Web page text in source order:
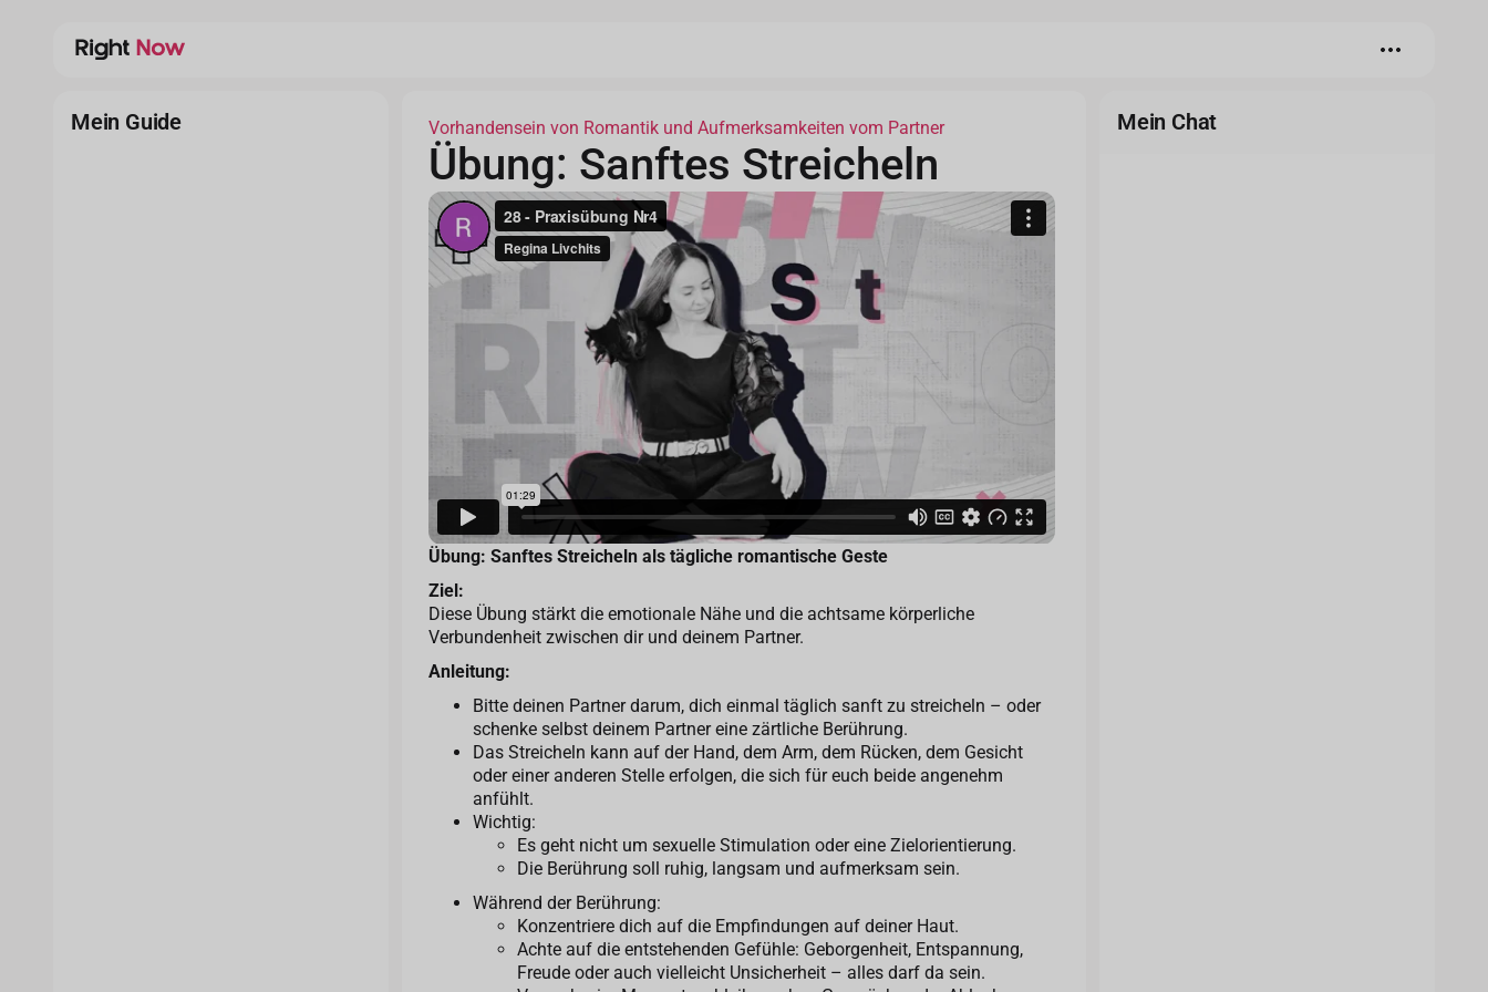
Mein Guide Vorhandensein von Romantik und Aufmerksamkeiten vom Partner
Übung: Sanftes Streicheln
Übung: Sanftes Streicheln als tägliche romantische Geste
Ziel:
Diese Übung stärkt die emotionale Nähe und die achtsame körperliche
Verbundenheit zwischen dir und deinem Partner.
Anleitung:
Bitte deinen Partner darum, dich einmal täglich sanft zu streicheln – oder
schenke selbst deinem Partner eine zärtliche Berührung.
Das Streicheln kann auf der Hand, dem Arm, dem Rücken, dem Gesicht
oder einer anderen Stelle erfolgen, die sich für euch beide angenehm
anfühlt.
Wichtig:
Es geht nicht um sexuelle Stimulation oder eine Zielorientierung.
Die Berührung soll ruhig, langsam und aufmerksam sein.
Während der Berührung:
Konzentriere dich auf die Empfindungen auf deiner Haut.
Achte auf die entstehenden Gefühle: Geborgenheit, Entspannung,
Freude oder auch vielleicht Unsicherheit – alles darf da sein.
Mein Chat